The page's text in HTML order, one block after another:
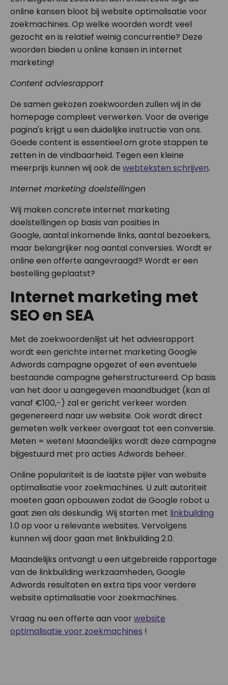
online kansen bloot bij website optimalisatie voor
zoekmachines. Op welke woorden wordt veel
gezocht en is relatief weinig concurrentie? Deze
woorden bieden u online kansen in internet
marketing!
Content adviesrapport
De samen gekozen zoekwoorden zullen wij in de
homepage compleet verwerken. Voor de overige
pagina's krijgt u een duidelijke instructie van ons.
Goede content is essentieelom grote stappen te
zetten in de vindbaarheid. Tegen een kleine
meerprijs kunnen wij ook de webteksten schrijven.
Internet marketing doelstellingen
Wij maken concrete internet marketing
doelstellingen op basis van posities in
Google, aantal inkomende links, aantal bezoekers,
maar belangrijker nog aantal conversies. Wordt er
online een offerte aangevraagd? Wordt er een
bestelling geplaatst?
Internet marketing met
SEO en SEA
Met de zoekwoordenlijst uit het adviesrapport
wordt een gerichte internet marketing Google
Adwords campagne opgezet of een eventuele
bestaande campagne geherstructureerd. Op basis
van het door u aangegeven maandbudget (kan al
vanaf €100,-) zal er gericht verkeer worden
gegenereerd naar uw website. Ook wordt direct
gemeten welk verkeer overgaat tot een conversie.
Meten = weten! Maandelijks wordt deze campagne
bijgestuurd met pro acties Adwords beheer.
Online populariteit is de laatste pijler van website
optimalisatie voor zoekmachines. U zult autoriteit
moeten gaan opbouwen zodat de Google robot u
gaat zien als deskundig. Wij starten met linkbuilding
1.0 op voor u relevante websites. Vervolgens
kunnen wij door gaan met linkbuilding 2.0.
Maandelijks ontvangt u een uitgebreide rapportage
van de linkbuilding werkzaamheden, Google
Adwords resultaten en extra tips voor verdere
website optimalisatie voor zoekmachines.
Vraag nu een offerte aan voor website
optimalisatie voor zoekmachines !